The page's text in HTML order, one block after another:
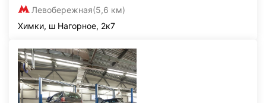
Левобережная(5,6 км)
Химки, ш Нагорное, 2к7